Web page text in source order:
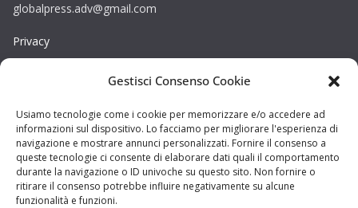
Gestisci Consenso Cookie
Usiamo tecnologie come i cookie per memorizzare e/o accedere ad
informazioni sul dispositivo. Lo facciamo per migliorare l'esperienza di
navigazione e mostrare annunci personalizzati. Fornire il consenso a
queste tecnologie ci consente di elaborare dati quali il comportamento
durante la navigazione o ID univoche su questo sito. Non fornire o
ritirare il consenso potrebbe influire negativamente su alcune
funzionalità e funzioni.
globalpress.adv@gmail.com
Privacy
Copyright © La Provincia Viterbo. Tutti i diritti riservati.
Sito web creato daDAG STUDIO